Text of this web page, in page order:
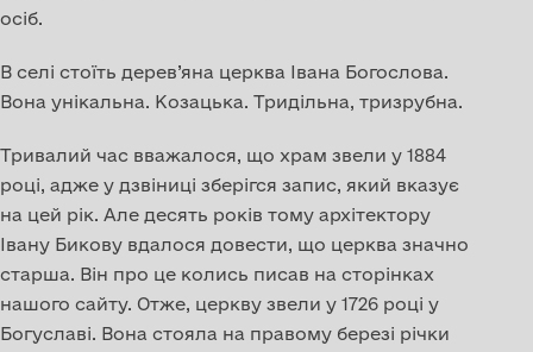
осіб.
В селі стоїть дерев’яна церква Івана Богослова.
Вона унікальна. Козацька. Тридільна, тризрубна.
Тривалий час вважалося, що храм звели у 1884
році, адже у дзвіниці зберігся запис, який вказує
на цей рік. Але десять років тому архітектору
Івану Бикову вдалося довести, що церква значно
старша. Він про це колись писав на сторінках
нашого сайту. Отже, церкву звели у 1726 році у
Богуславі. Вона стояла на правому березі річки